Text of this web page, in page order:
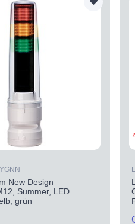
New Design
Summer, LED
grün